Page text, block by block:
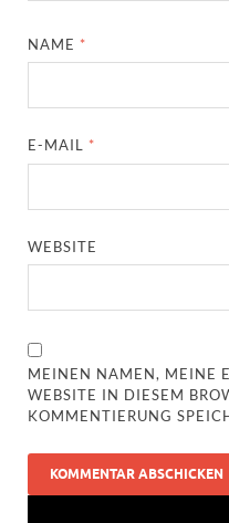
NAME *
E-MAIL *
WEBSITE
MEINEN NAMEN, MEINE
WEBSITE IN DIESEM
KOMMENTIERUNG